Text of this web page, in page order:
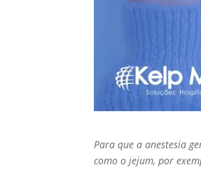
Para que a anestesia
como o jejum, por